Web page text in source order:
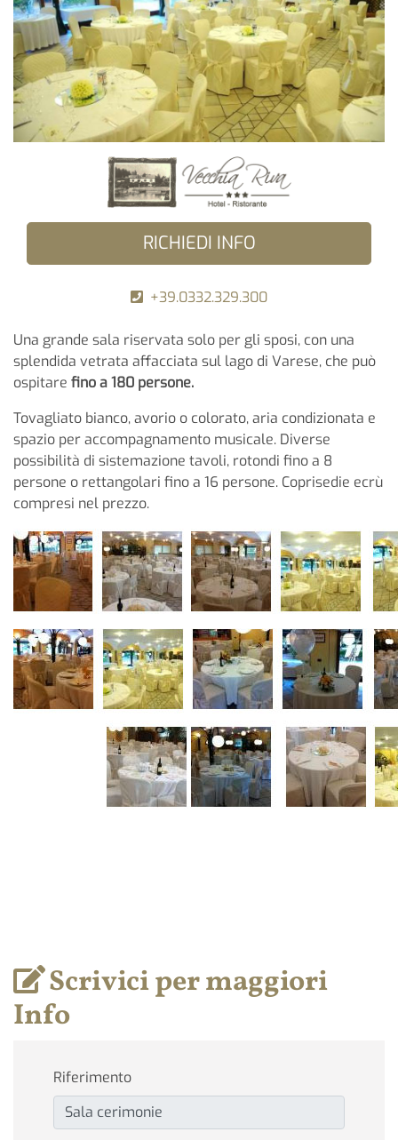
RICHIEDI INFO
+39.0332.329.300
Una grande sala riservata solo per gli sposi, con una
splendida vetrata affacciata sul lago di Varese, che può
ospitare fino a 180 persone.
Tovagliato bianco, avorio o colorato, aria condizionata e
spazio per accompagnamento musicale. Diverse
possibilità di sistemazione tavoli, rotondi fino a 8
persone o rettangolari fino a 16 persone. Coprisedie ecrù
compresi nel prezzo.
Scrivici per maggiori
Info
Riferimento